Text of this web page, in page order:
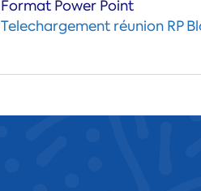
Format Power Point
Telechargement réunion RP